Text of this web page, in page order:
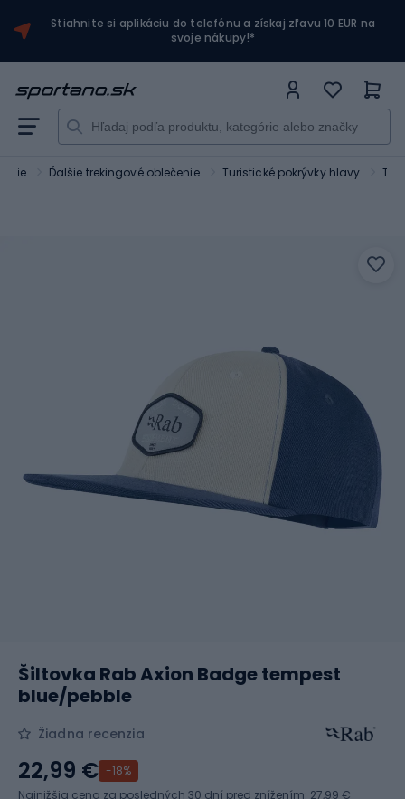
Stiahnite si aplikáciu do telefónu a získaj zľavu 10 EUR na
svoje nákupy!*
Ďalšie trekingové oblečenie Turistické pokrývky hlavy
Šiltovka Rab Axion Badge tempest
blue/pebble
Žiadna recenzia
22,99 € -18%
Najnižšia cena za posledných 30 dní pred znížením: 27,99 €